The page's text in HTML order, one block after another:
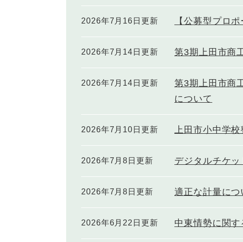
2026年7月16日更新 【公募型プロ
2026年7月14日更新 第3期上田市商
2026年7月14日更新
第3期上田市商
について
2026年7月10日更新 上田市小中学
2026年7月8日更新 デジタルチケ
2026年7月8日更新 適正な計量につ
2026年6月22日更新 中東情勢に関